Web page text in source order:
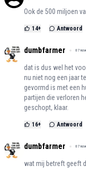
Ook de 500 miljoen
14+ Antwoord
dumbfarmer 07
dat is dus wel het
nu niet nog een jaar
gevormd is met een
partijen die verloren
geschopt, klaar.
16+ Antwoord
dumbfarmer 07
wat mij betreft geeft